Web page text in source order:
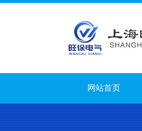
网站首页